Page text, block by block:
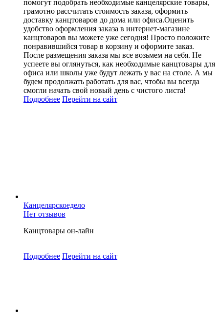
помогут подобрать необходимые канцелярские товары,
грамотно рассчитать стоимость заказа, оформить
доставку канцтоваров до дома или офиса.Оценить
удобство оформления заказа в интернет-магазине
канцтоваров вы можете уже сегодня! Просто положите
понравившийся товар в корзину и оформите заказ.
После размещения заказа мы все возьмем на себя. Не
успеете вы оглянуться, как необходимые канцтовары для
офиса или школы уже будут лежать у вас на столе. А мы
будем продолжать работать для вас, чтобы вы всегда
смогли начать свой новый день с чистого листа!
Подробнее Перейти на сайт
Канцелярскоедело
Нет отзывов
Канцтовары он-лайн
Подробнее Перейти на сайт